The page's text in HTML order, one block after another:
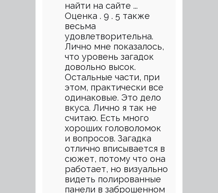
найти на сайте ...
Оценка . 9 . 5 также
весьма
удовлетворительна.
Лично мне показалось,
что уровень загадок
довольно высок.
Остальные части, при
этом, практически все
одинаковые. Это дело
вкуса. Лично я так не
считаю. Есть много
хороших головоломок
и вопросов. Загадка
отлично вписывается в
сюжет, потому что она
работает, но визуально
видеть полированные
панели в заброшенном